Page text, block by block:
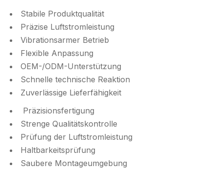
Stabile Produktqualität
Präzise Luftstromleistung
Vibrationsarmer Betrieb
Flexible Anpassung
OEM-/ODM-Unterstützung
Schnelle technische Reaktion
Zuverlässige Lieferfähigkeit
Präzisionsfertigung
Strenge Qualitätskontrolle
Prüfung der Luftstromleistung
Haltbarkeitsprüfung
Saubere Montageumgebung